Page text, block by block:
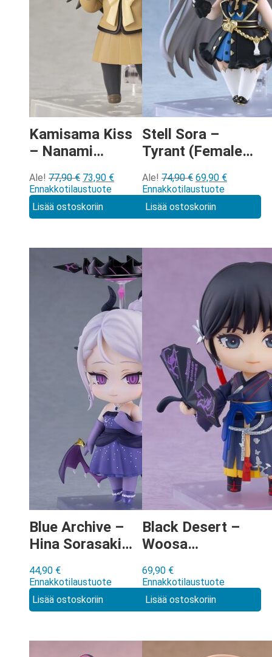
Kamisama Kiss
– Nanami
Nendoroid
[2784]
Ale! 77,90€ Alkuperäinen
hinta
oli:
77,90 €.
73,90 €Nykyinen
73,90 €.
Ennakkotilaustuote
Lisää ostoskoriin
Stell Sora –
Tyrant (Female)
[3108]
Ale! 74,90€ Alkuperäinen
hinta
oli:
74,90 €.
69,90 €Nykyinen
Ennakkotilaustuote
Lisää ostoskoriin
Blue Archive –
Hina Sorasaki
Nendoroid
[Basic] [3110]
44,90 €
Ennakkotilaustuote
Lisää ostoskoriin
Black Desert –
Woosa
[3118]
69,90 €
Ennakkotilaustuote
Lisää ostoskoriin